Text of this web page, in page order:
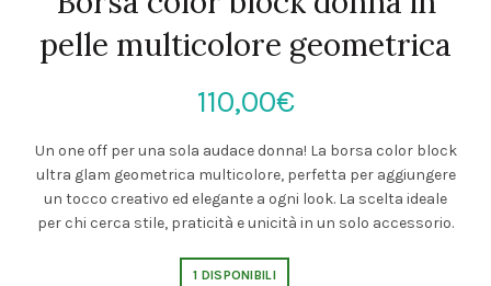
pelle multicolore geometrica
110,00€
Un one off per una sola audace donna! La borsa color block
ultra glam geometrica multicolore, perfetta per aggiungere
un tocco creativo ed elegante a ogni look. La scelta ideale
per chi cerca stile, praticità e unicità in un solo accessorio.
1 DISPONIBILI